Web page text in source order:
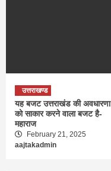
उत्तराखण्ड
यह बजट उत्तराखंड की अवधारणा
को साकार करने वाला बजट है-
महाराज
February 21, 2025
aajtakadmin